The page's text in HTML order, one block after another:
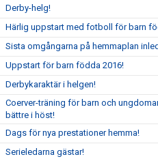
Derby-helg!
Härlig uppstart med fotboll för barn
Sista omgångarna på hemmaplan
Uppstart för barn födda 2016!
Derbykaraktär i helgen!
Coerver-träning för barn och
bättre i höst!
Dags för nya prestationer hemma!
Serieledarna gästar!